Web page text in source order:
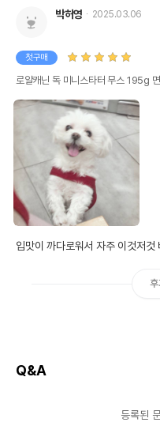
박허영 2025.03.06
첫구매
로얄캐닌 독 미니스타터 무스 195g
입맛이 까다로워서 자주 이것저것
후
Q&A
등록된